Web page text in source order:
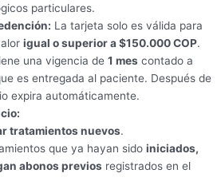
particulares.
La tarjeta solo es válida para
igual o superior a $150.000 COP.
una vigencia de 1 mes contado a
es entregada al paciente. Después de
expira automáticamente.
tratamientos nuevos.
que ya hayan sido iniciados,
abonos previos registrados en el